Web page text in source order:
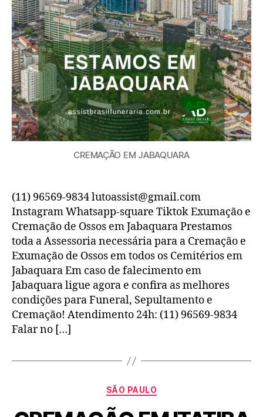
CREMAÇÃO EM JABAQUARA
(11) 96569-9834 lutoassist@gmail.com
Instagram Whatsapp-square Tiktok Exumação e
Cremação de Ossos em Jabaquara Prestamos
toda a Assessoria necessária para a Cremação e
Exumação de Ossos em todos os Cemitérios em
Jabaquara Em caso de falecimento em
Jabaquara ligue agora e confira as melhores
condições para Funeral, Sepultamento e
Cremação! Atendimento 24h: (11) 96569-9834
Falar no […]
SÃO PAULO